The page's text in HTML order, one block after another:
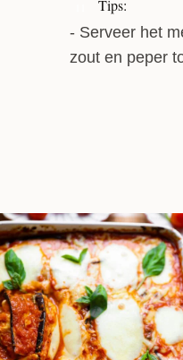
Tips:
- Serveer het
zout en peper